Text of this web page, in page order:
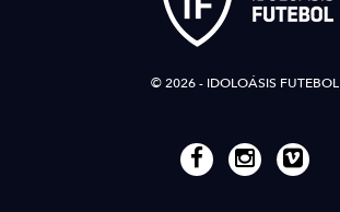
© 2026 - IDOLOÁSIS FUTEBOL